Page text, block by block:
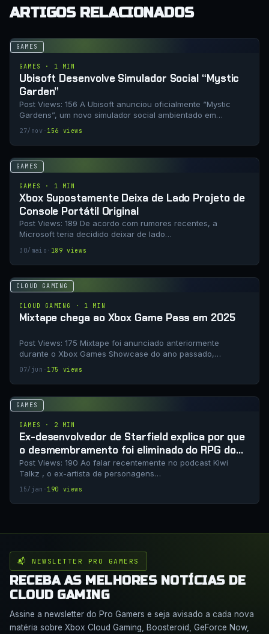
ARTIGOS RELACIONADOS
GAMES
GAMES · 1 MIN
Ubisoft Desenvolve Simulador Social “Mystic
Garden”
Post Views: 156 A Ubisoft anunciou oficialmente “Mystic
Gardens”, um novo simulador social ambientado em…
27/nov · 156 views
GAMES
GAMES · 1 MIN
Xbox Supostamente Deixa de Lado Projeto de
Console Portátil Original
Post Views: 189 De acordo com rumores recentes, a
Microsoft teria decidido deixar de lado…
30/maio · 189 views
CLOUD GAMING
CLOUD GAMING · 1 MIN
Mixtape chega ao Xbox Game Pass em 2025
Post Views: 175 Mixtape foi anunciado anteriormente
durante o Xbox Games Showcase do ano passado,…
07/jun · 175 views
GAMES
GAMES · 2 MIN
Ex-desenvolvedor de Starfield explica por que
o desmembramento foi eliminado do RPG do
Xbox
Post Views: 190 Ao falar recentemente no podcast Kiwi
Talkz , o ex-artista de personagens…
15/jan · 190 views
📬 NEWSLETTER PRO GAMERS
RECEBA AS MELHORES NOTÍCIAS DE
CLOUD GAMING
Assine a newsletter do Pro Gamers e seja avisado a cada nova
matéria sobre Xbox Cloud Gaming, Boosteroid, GeForce Now,